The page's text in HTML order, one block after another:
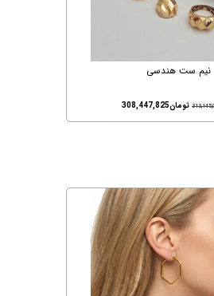
نیم ست هندسی
تومان308,447,825